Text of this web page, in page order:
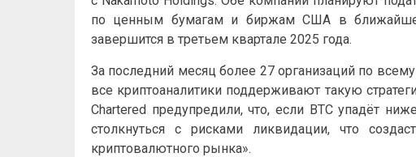
по ценным бумагам и биржам США в
завершится в третьем квартале 2025 года.
За последний месяц более 27 организаций по
все криптоаналитики поддерживают такую
Chartered предупредили, что, если BTC упадёт
столкнуться с рисками ликвидации, что
криптовалютного рынка».